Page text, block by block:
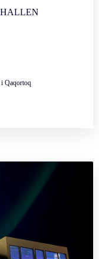
i Qaqortoq